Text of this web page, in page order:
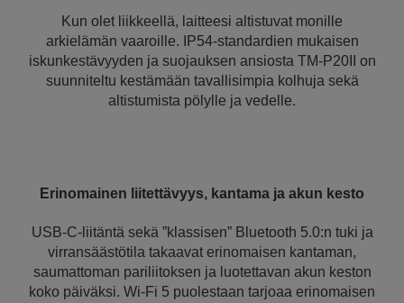
Kun olet liikkeellä, laitteesi altistuvat monille
arkielämän vaaroille. IP54-standardien mukaisen
iskunkestävyyden ja suojauksen ansiosta TM-P20II on
suunniteltu kestämään tavallisimpia kolhuja sekä
altistumista pölylle ja vedelle.
Erinomainen liitettävyys, kantama ja akun kesto
USB-C-liitäntä sekä ”klassisen” Bluetooth 5.0:n tuki ja
virransäästötila takaavat erinomaisen kantaman,
saumattoman pariliitoksen ja luotettavan akun keston
koko päiväksi. Wi-Fi 5 puolestaan tarjoaa erinomaisen